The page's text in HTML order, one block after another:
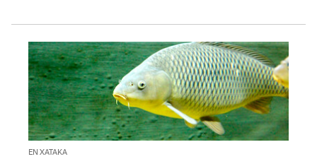
EN XATAKA